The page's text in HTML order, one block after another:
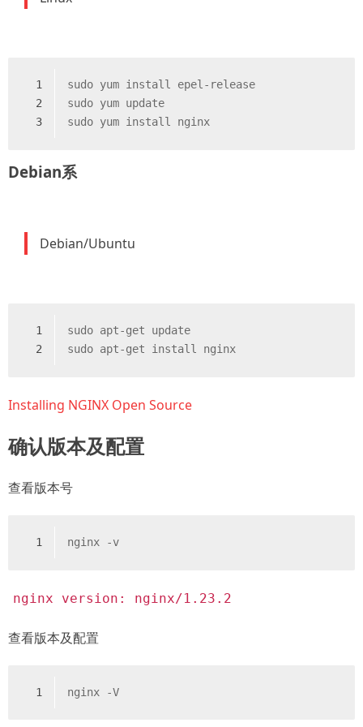
1
2
3
sudo yum install epel-release
sudo yum update
sudo yum install nginx
Debian系
Debian/Ubuntu
1
2
sudo apt-get update
sudo apt-get install nginx
Installing NGINX Open Source
确认版本及配置
查看版本号
1 nginx -v
nginx version: nginx/1.23.2
查看版本及配置
1 nginx -V